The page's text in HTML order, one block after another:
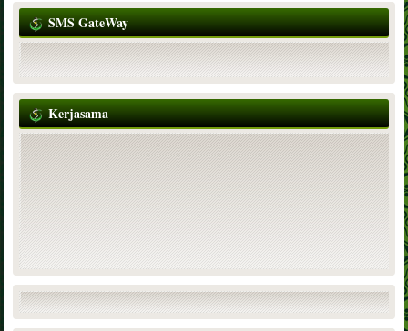
SMS GateWay
Kerjasama